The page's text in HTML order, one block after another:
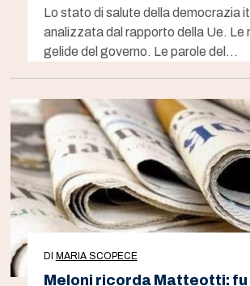
Lo stato di salute della democrazia
analizzata dal rapporto della Ue. Le
gelide del governo. Le parole del…
DI MARIA SCOPECE
Meloni ricorda Matteotti: